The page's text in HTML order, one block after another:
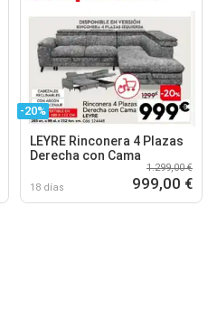
-20%
LEYRE Rinconera 4 Plazas
Derecha con Cama
18 días
1.299,00 €
999,00 €